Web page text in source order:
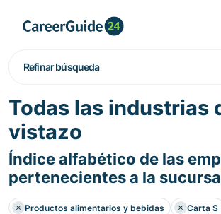
Refinar búsqueda
Todas las industrias
vistazo
Índice alfabético de las
pertenecientes a la
Productos alimentarios y bebidas Carta S